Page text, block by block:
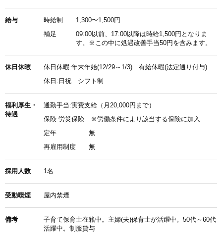
給与 時給制
1,300〜1,500円
補足
09:00以前、17:00以降は時給1,500円となりま
す。※この中に処遇改善手当50円を含みます。
休日休暇
休日休暇:年末年始(12/29～1/3) 有給休暇(法定通り付与)
休日:日祝 シフト制
福利厚生・
待遇
通勤手当:実費支給（月20,000円まで）
保険:労災保険 ※労働条件により該当する保険に加入
定年
無
再雇用制度
無
採用人数 1名
受動喫煙 屋内禁煙
備考
子育て保育士在籍中。主婦(夫)保育士が活躍中。50代～60代
活躍中。制服貸与